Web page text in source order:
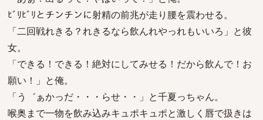
ﾋﾞﾘﾋﾞﾘとチンチンに射精の前兆が走り腰を震わせる。
「二回戦れきる？れきるなら飲んれやっれもいいろ」と彼
女。
「できる！できる！絶対にしてみせる！だから飲んで！お
願い！」と俺。
「う゛ぁかっだ・・・らせ・・」と千夏っちゃん。
喉奥まで一物を飲み込みキュポキュポと激しく唇で扱きは